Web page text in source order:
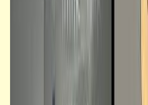
بالحجاب في بلد الحرمين
"إسلام وسطي" ف العضل